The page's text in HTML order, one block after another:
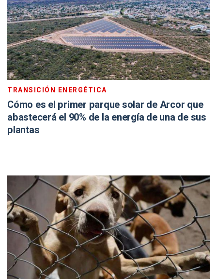
TRANSICIÓN ENERGÉTICA
Cómo es el primer parque solar de Arcor que
abastecerá el 90% de la energía de una de sus
plantas